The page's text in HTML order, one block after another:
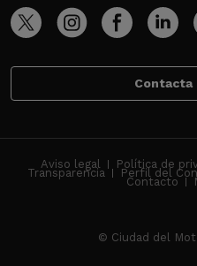
Contacta
Aviso legal Política de
Transparencia Perfil del
Contacto
© Ciudad del